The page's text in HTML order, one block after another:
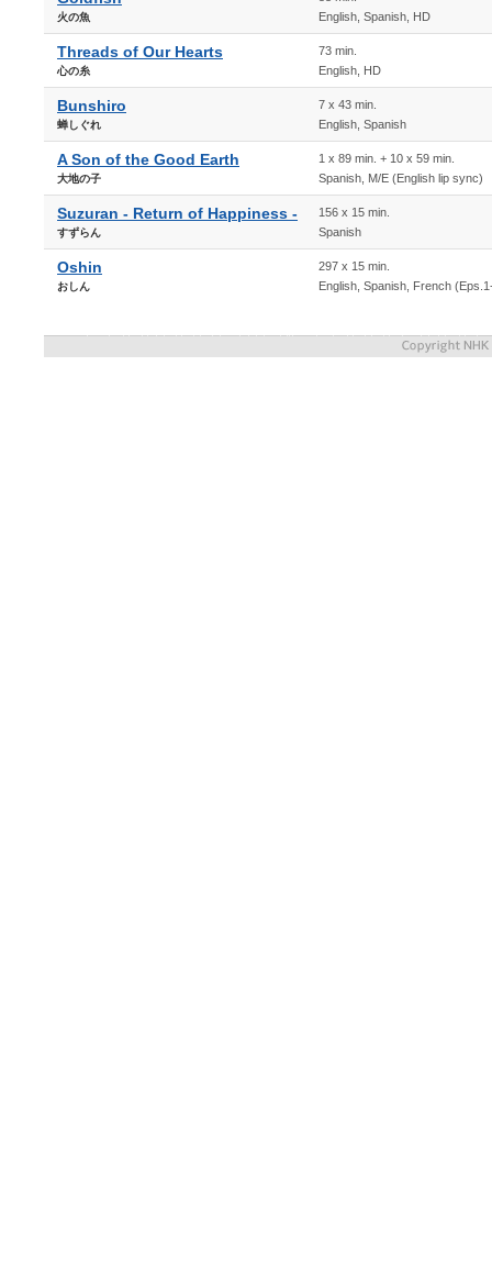
火の魚
English, Spanish, HD
Threads of Our Hearts
心の糸
73 min.
English, HD
Bunshiro
蝉しぐれ
7 x 43 min.
English, Spanish
A Son of the Good Earth
大地の子
1 x 89 min. + 10 x 59 min.
Spanish, M/E (English lip sync)
Suzuran - Return of Happiness -
すずらん
156 x 15 min.
Spanish
Oshin
おしん
297 x 15 min.
English, Spanish, French